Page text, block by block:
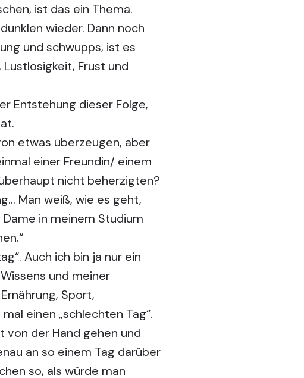
ist das ein Thema.
wieder. Dann noch
und schwupps, ist es
Frust und
Entstehung dieser Folge,
etwas überzeugen, aber
einer Freundin/ einem
nicht beherzigten?
Man weiß, wie es geht,
in meinem Studium
Auch ich bin ja nur ein
und meiner
Sport,
einen „schlechten Tag“.
von der Hand gehen und
an so einem Tag darüber
so, als würde man